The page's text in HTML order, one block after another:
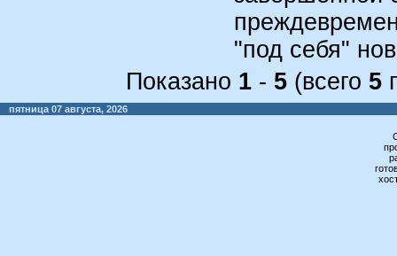
"под себя"
Показано 1 - 5 (всего 5
пятница 07 августа, 2026